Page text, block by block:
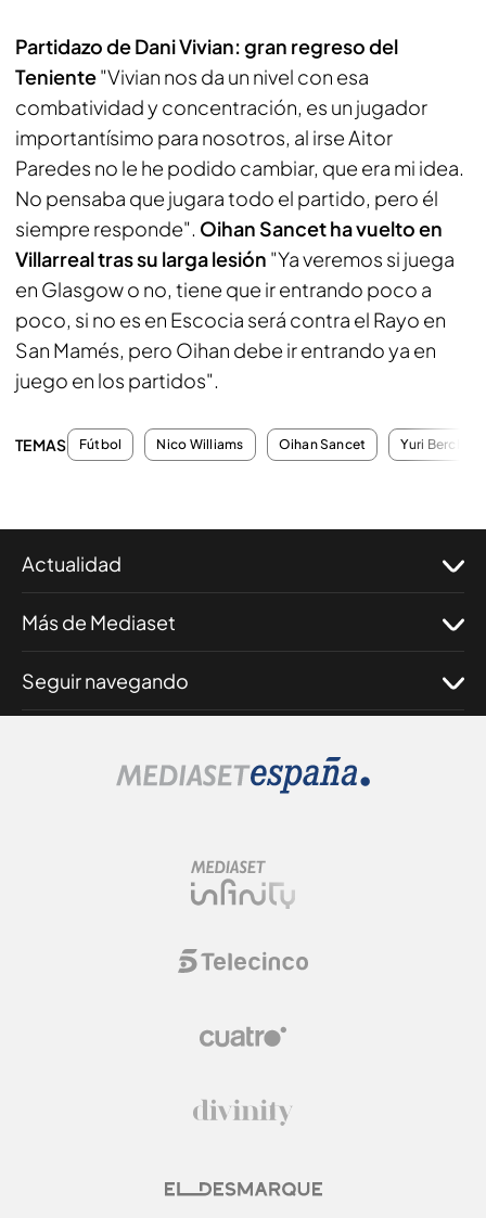
Partidazo de Dani Vivian: gran regreso del
Teniente"Vivian nos da un nivel con esa
combatividad y concentración, es un jugador
importantísimo para nosotros, al irse Aitor
Paredes no le he podido cambiar, que era mi idea.
No pensaba que jugara todo el partido, pero él
siempre responde". Oihan Sancet ha vuelto en
Villarreal tras su larga lesión "Ya veremos si juega
en Glasgow o no, tiene que ir entrando poco a
poco, si no es en Escocia será contra el Rayo en
San Mamés, pero Oihan debe ir entrando ya en
juego en los partidos".
TEMAS Fútbol Nico Williams Oihan Sancet Yuri
Actualidad
Más de Mediaset
Seguir navegando